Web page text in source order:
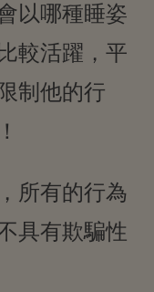
以哪種睡姿
較活躍，平
制他的行
所有的行為
具有欺騙性